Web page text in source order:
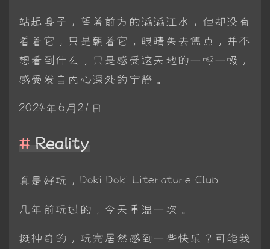
站起身子，望着前方的滔滔江水，但却没有
看着它，只是朝着它，眼睛失去焦点，并不
想看到什么，只是感受这天地的一呼一吸，
感受发自内心深处的宁静。
2024年6月21日
Reality
真是好玩，Doki Doki Literature Club
几年前玩过的，今天重温一次。
挺神奇的，玩完居然感到一些快乐？可能我